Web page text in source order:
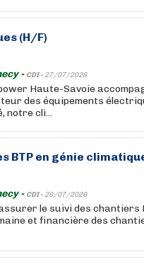
(H/F)
- CDI - 27/07/2026
Haute-Savoie
des équipements
notre cli...
BTP en génie
- CDI - 26/07/2026
le suivi des
et financière des